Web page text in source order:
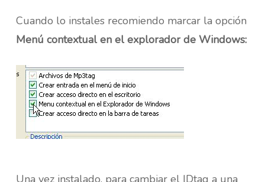
Cuando lo instales recomiendo marcar la opción
Menú contextual en el explorador de Windows:
Una vez instalado, para cambiar el IDtag a una